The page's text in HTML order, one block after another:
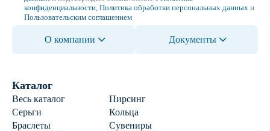
конфиденциальности Политика обработки персональных данных и
Пользовательским соглашением
О компании Документы
Каталог
Весь каталог
Пирсинг
Серьги
Кольца
Браслеты
Сувениры